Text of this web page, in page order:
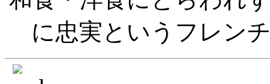
に忠実というフレン